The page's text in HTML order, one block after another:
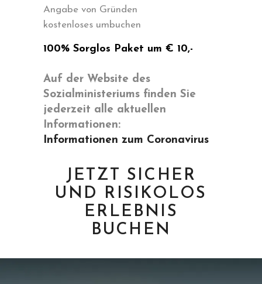
Angabe von Gründen
kostenloses umbuchen
100% Sorglos Paket um € 10,-
Auf der Website des
Sozialministeriums finden Sie
jederzeit alle aktuellen
Informationen:
Informationen zum Coronavirus
JETZT SICHER
UND RISIKOLOS
ERLEBNIS
BUCHEN